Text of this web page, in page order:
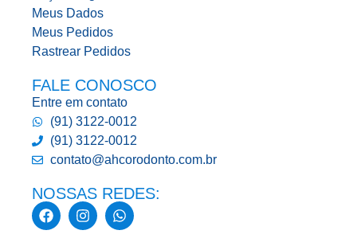
Meus Dados
Meus Pedidos
Rastrear Pedidos
FALE CONOSCO
Entre em contato
(91) 3122-0012
(91) 3122-0012
contato@ahcorodonto.com.br
NOSSAS REDES: